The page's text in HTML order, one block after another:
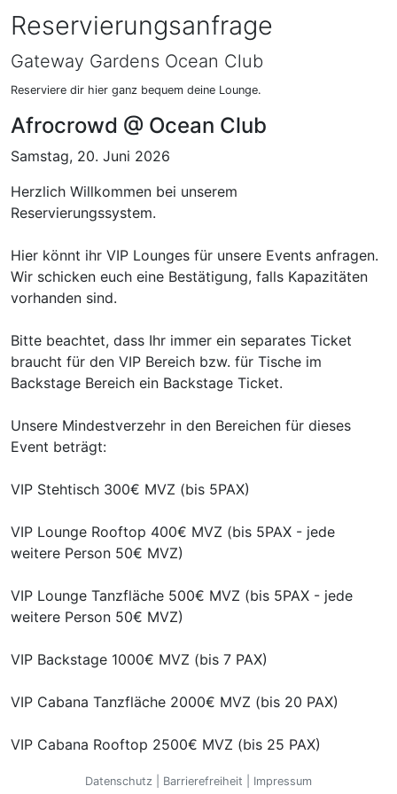
Reservierungsanfrage
Gateway Gardens Ocean Club
Reserviere dir hier ganz bequem deine Lounge.
Afrocrowd @ Ocean Club
Samstag, 20. Juni 2026
Herzlich Willkommen bei unserem
Reservierungssystem.
Hier könnt ihr VIP Lounges für unsere Events anfragen.
Wir schicken euch eine Bestätigung, falls Kapazitäten
vorhanden sind.
Bitte beachtet, dass Ihr immer ein separates Ticket
braucht für den VIP Bereich bzw. für Tische im
Backstage Bereich ein Backstage Ticket.
Unsere Mindestverzehr in den Bereichen für dieses
Event beträgt:
VIP Stehtisch 300€ MVZ (bis 5PAX)
VIP Lounge Rooftop 400€ MVZ (bis 5PAX - jede
weitere Person 50€ MVZ)
VIP Lounge Tanzfläche 500€ MVZ (bis 5PAX - jede
weitere Person 50€ MVZ)
VIP Backstage 1000€ MVZ (bis 7 PAX)
VIP Cabana Tanzfläche 2000€ MVZ (bis 20 PAX)
VIP Cabana Rooftop 2500€ MVZ (bis 25 PAX)
Bei Cabanas und Tischen im Backstage Bereich steht
Datenschutz Barrierefreiheit Impressum